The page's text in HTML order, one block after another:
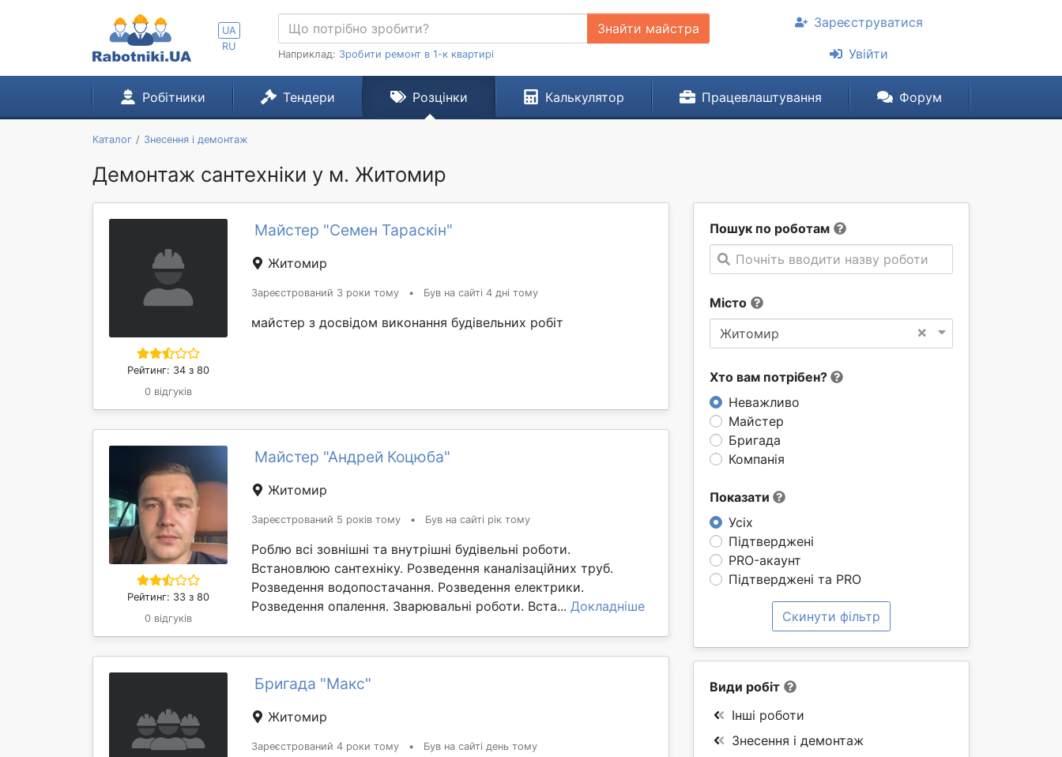
UA
RU
Знайти майстра
Наприклад: Зробити ремонт в 1-к квартирі
Зареєструватися
Увійти
Робітники Тендери Розцінки Калькулятор Працевлаштування Форум
Каталог Знесення і демонтаж
Демонтаж сантехніки у м. Житомир
Пошук по роботам
Почніть вводити назву роботи
Місто
×
Житомир
Хто вам потрібен?
Неважливо
Майстер
Бригада
Компанія
Показати
Усіх
Підтверджені
PRO-акаунт
Підтверджені та PRO
Скинути фільтр
Рейтинг: 34 з 80
0 відгуків
Майстер "Семен Тараскін"
Житомир
Зареєстрований 3 роки тому • Був на сайті 4 дні тому
майстер з досвідом виконання будівельних робіт
Рейтинг: 33 з 80
0 відгуків
Майстер "Андрей Коцюба"
Житомир
Зареєстрований 5 років тому • Був на сайті рік тому
Роблю всі зовнішні та внутрішні будівельні роботи.
Встановлюю сантехніку. Розведення каналізаційних труб.
Розведення водопостачання. Розведення електрики.
Розведення опалення. Зварювальні роботи. Вста... Докладніше
Бригада "Макс"
Житомир
Зареєстрований 4 роки тому • Був на сайті день тому
Види робіт
Інші роботи
Знесення і демонтаж